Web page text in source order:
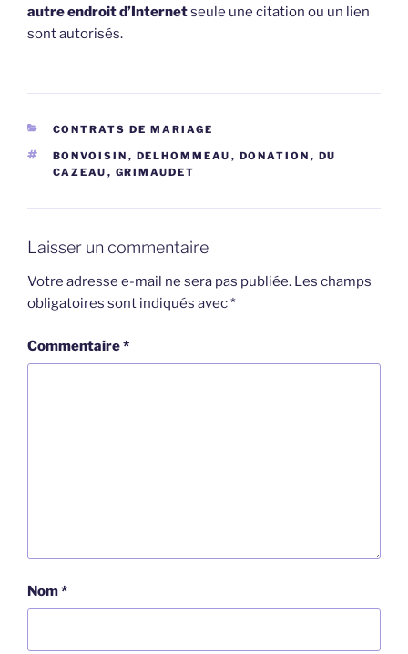
autre endroit d’Internetseule une citation ou un lien
sont autorisés.
CATÉGORIES
CONTRATS DE MARIAGE
ÉTIQUETTES
BONVOISIN , DELHOMMEAU , DONATION , DU
CAZEAU , GRIMAUDET
Laisser un commentaire
Votre adresse e-mail ne sera pas publiée. Les champs
obligatoires sont indiqués avec*
Commentaire*
Nom*